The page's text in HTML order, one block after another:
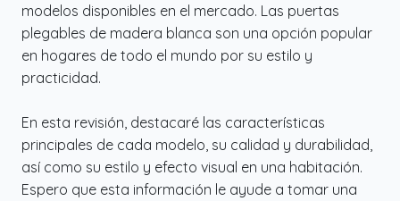
modelos disponibles en el mercado. Las puertas
plegables de madera blanca son una opción popular
en hogares de todo el mundo por su estilo y
practicidad.
En esta revisión, destacaré las características
principales de cada modelo, su calidad y durabilidad,
así como su estilo y efecto visual en una habitación.
Espero que esta información le ayude a tomar una